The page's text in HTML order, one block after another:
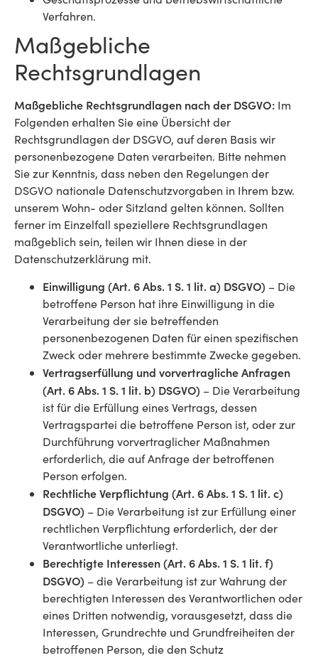
Verfahren.
Maßgebliche
Rechtsgrundlagen
Maßgebliche Rechtsgrundlagen nach der DSGVO: Im
Folgenden erhalten Sie eine Übersicht der
Rechtsgrundlagen der DSGVO, auf deren Basis wir
personenbezogene Daten verarbeiten. Bitte nehmen
Sie zur Kenntnis, dass neben den Regelungen der
DSGVO nationale Datenschutzvorgaben in Ihrem bzw.
unserem Wohn- oder Sitzland gelten können. Sollten
ferner im Einzelfall speziellere Rechtsgrundlagen
maßgeblich sein, teilen wir Ihnen diese in der
Datenschutzerklärung mit.
Einwilligung (Art. 6 Abs. 1 S. 1 lit. a) DSGVO) – Die
betroffene Person hat ihre Einwilligung in die
Verarbeitung der sie betreffenden
personenbezogenen Daten für einen spezifischen
Zweck oder mehrere bestimmte Zwecke gegeben.
Vertragserfüllung und vorvertragliche Anfragen
(Art. 6 Abs. 1 S. 1 lit. b) DSGVO) – Die Verarbeitung
ist für die Erfüllung eines Vertrags, dessen
Vertragspartei die betroffene Person ist, oder zur
Durchführung vorvertraglicher Maßnahmen
erforderlich, die auf Anfrage der betroffenen
Person erfolgen.
Rechtliche Verpflichtung (Art. 6 Abs. 1 S. 1 lit. c)
DSGVO) – Die Verarbeitung ist zur Erfüllung einer
rechtlichen Verpflichtung erforderlich, der der
Verantwortliche unterliegt.
Berechtigte Interessen (Art. 6 Abs. 1 S. 1 lit. f)
DSGVO) – die Verarbeitung ist zur Wahrung der
berechtigten Interessen des Verantwortlichen oder
eines Dritten notwendig, vorausgesetzt, dass die
Interessen, Grundrechte und Grundfreiheiten der
betroffenen Person, die den Schutz